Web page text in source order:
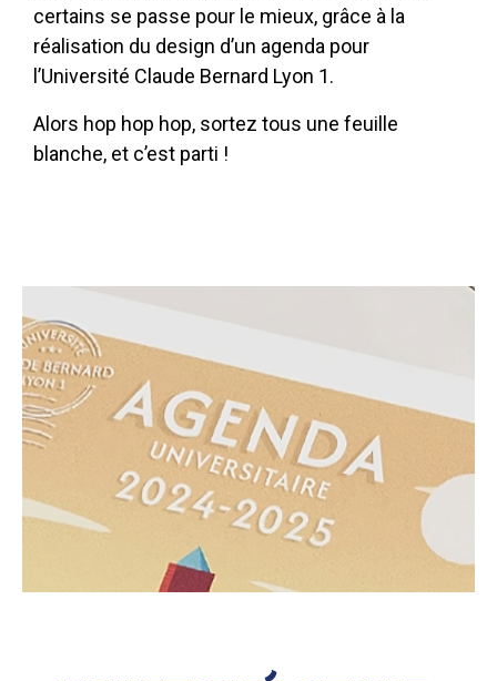
certains se passe pour le mieux, grâce à la
réalisation du design d’un agenda pour
l’Université Claude Bernard Lyon 1.
Alors hop hop hop, sortez tous une feuille
blanche, et c’est parti !